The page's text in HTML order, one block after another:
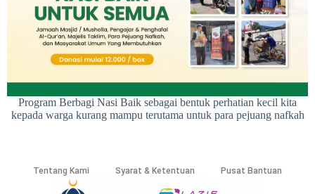
Program Berbagi Nasi Baik sebagai bentuk perhatian kecil kita
kepada warga kurang mampu terutama untuk para pejuang nafkah
Tentang Kami Syarat & Ketentuan Pusat Bantuan